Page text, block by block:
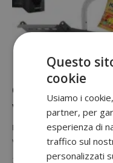
Concorso
vinci un
È tornato il concorso
vincere un simulatore di
27 Luglio 2026
Questo
cookie
Usiamo i
partner, per
esperienza di
traffico sul
personalizzati